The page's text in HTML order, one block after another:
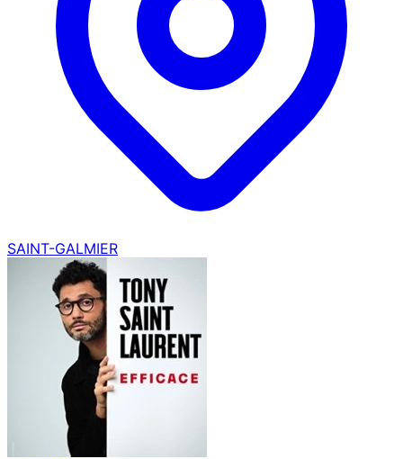
SAINT-GALMIER